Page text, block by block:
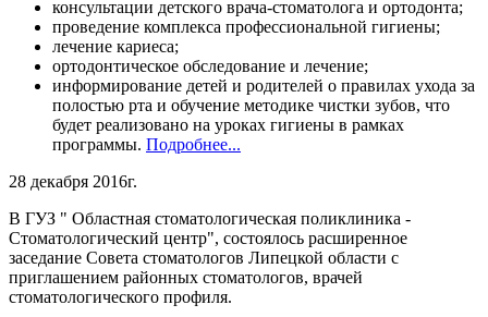
консультации детского врача-стоматолога и ортодонта;
проведение комплекса профессиональной гигиены;
лечение кариеса;
ортодонтическое обследование и лечение;
информирование детей и родителей о правилах ухода за
полостью рта и обучение методике чистки зубов, что
будет реализовано на уроках гигиены в рамках
программы. Подробнее...
28 декабря 2016г.
В ГУЗ " Областная стоматологическая поликлиника -
Стоматологический центр", состоялось расширенное
заседание Совета стоматологов Липецкой области с
приглашением районных стоматологов, врачей
стоматологического профиля.